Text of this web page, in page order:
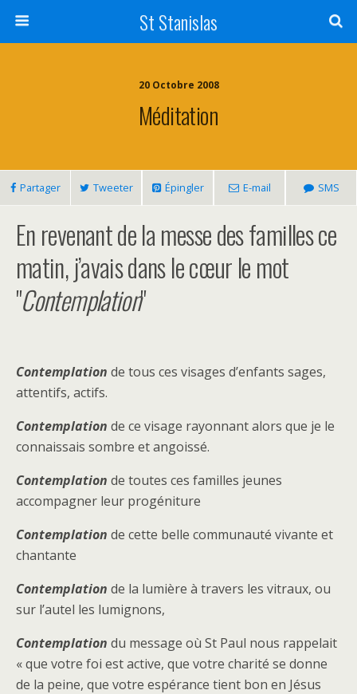
St Stanislas
20 Octobre 2008
Méditation
Partager Tweeter Épingler E-mail SMS
En revenant de la messe des familles ce
matin, j’avais dans le cœur le mot
"Contemplation"
Contemplation de tous ces visages d’enfants sages,
attentifs, actifs.
Contemplation de ce visage rayonnant alors que je le
connaissais sombre et angoissé.
Contemplation de toutes ces familles jeunes
accompagner leur progéniture
Contemplation de cette belle communauté vivante et
chantante
Contemplation de la lumière à travers les vitraux, ou
sur l’autel les lumignons,
Contemplation du message où St Paul nous rappelait
« que votre foi est active, que votre charité se donne
de la peine, que votre espérance tient bon en Jésus